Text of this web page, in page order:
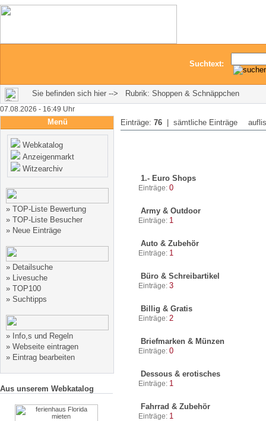
Suchtext:
Sie befinden sich hier --> Rubrik: Shoppen & Schnäppchen
07.08.2026 - 16:49 Uhr
Menü
Webkatalog
Anzeigenmarkt
Witzearchiv
» TOP-Liste Bewertung
» TOP-Liste Besucher
» Neue Einträge
» Detailsuche
» Livesuche
» TOP100
» Suchtipps
» Info,s und Regeln
» Webseite eintragen
» Eintrag bearbeiten
Aus unserem Webkatalog
Einträge: 76 | sämtliche Einträge
1.- Euro Shops
Einträge: 0
Army & Outdoor
Einträge: 1
Auto & Zubehör
Einträge: 1
Büro & Schreibartikel
Einträge: 3
Billig & Gratis
Einträge: 2
Briefmarken & Münzen
Einträge: 0
Dessous & erotisches
Einträge: 1
Fahrrad & Zubehör
Einträge: 1